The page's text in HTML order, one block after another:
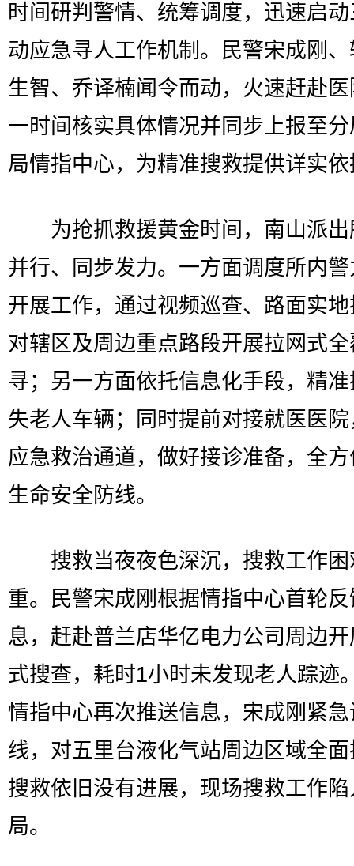
时间研判警情、统筹调度，迅速启
动应急寻人工作机制。民警宋成刚
生智、乔译楠闻令而动，火速赶赴
一时间核实具体情况并同步上报至
局情指中心，为精准搜救提供详实
为抢抓救援黄金时间，南山派出
并行、同步发力。一方面调度所内
开展工作，通过视频巡查、路面实
对辖区及周边重点路段开展拉网式
寻；另一方面依托信息化手段，精
失老人车辆；同时提前对接就医医
应急救治通道，做好接诊准备，全
生命安全防线。
搜救当夜夜色深沉，搜救工作困
重。民警宋成刚根据情指中心首轮
息，赶赴普兰店华亿电力公司周边
式搜查，耗时1小时未发现老人踪迹
情指中心再次推送信息，宋成刚紧
线，对五里台液化气站周边区域全
搜救依旧没有进展，现场搜救工作
局。